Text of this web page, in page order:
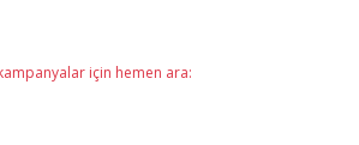
için hemen ara: